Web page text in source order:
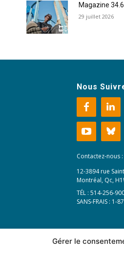
Gérer le
Magazine 34.6
29 juillet 2026
Nous
Contactez-nous :
12-3894 rue
Montréal, Qc,
TÉL : 514-256-
SANS-FRAIS : 1-